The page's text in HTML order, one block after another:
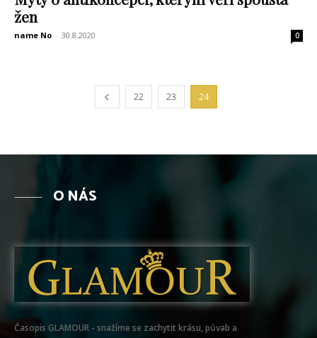
žen
name No - 30.8.2020 0
22 23 24
O NÁS
Časopis GLAMOUR - snažíme se zachytit krásu, půvab a